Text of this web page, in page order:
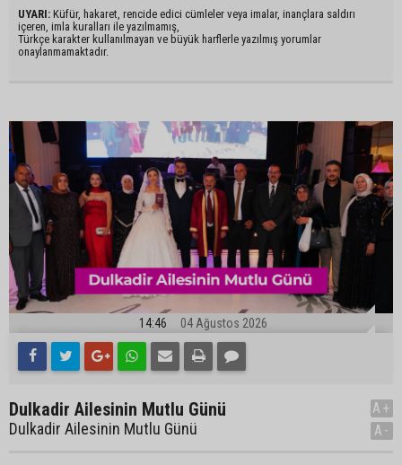
UYARI: Küfür, hakaret, rencide edici cümleler veya imalar, inançlara saldırı
içeren, imla kuralları ile yazılmamış,
Türkçe karakter kullanılmayan ve büyük harflerle yazılmış yorumlar
onaylanmamaktadır.
14:46 04 Ağustos 2026
Dulkadir Ailesinin Mutlu Günü
Dulkadir Ailesinin Mutlu Günü
A+
A-